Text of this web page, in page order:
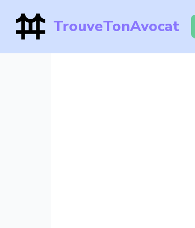
TrouveTonAvocat